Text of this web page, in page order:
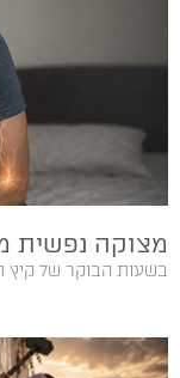
מצוקה נפשית
בשעות‭ ‬הבוקר‭ ‬של‭ ‬קיץ‭ ‬תשס"ה‭ ‬עמדו‭ ‬צוותי‭ ‬רפואה‭ ‬ביישובי‭ ‬גוש‭